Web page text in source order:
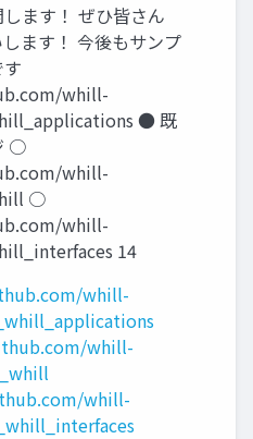
ます！ ぜひ皆さん
ます！ 今後もサンプ
whill-
● 既
○
whill-
○
whill-
14
whill-
whill-
whill-